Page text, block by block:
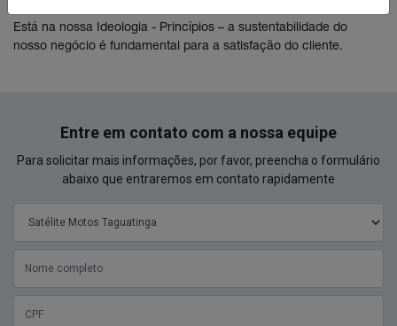
Está na nossa Ideologia - Princípios – a sustentabilidade do
nosso negócio é fundamental para a satisfação do cliente.
Entre em contato com a nossa equipe
Para solicitar mais informações, por favor, preencha o formulário
abaixo que entraremos em contato rapidamente